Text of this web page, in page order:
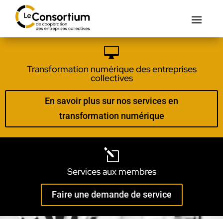

Transformation numérique des entreprises
collectives
En savoir plus sur nos services en
transformation numérique
l
Services aux membres
Faire une demande de service